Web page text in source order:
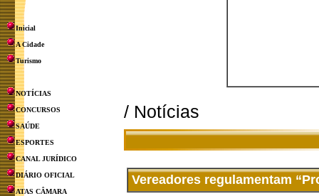
Inicial
A Cidade
Turismo
NOTÍCIAS
CONCURSOS
SAÚDE
ESPORTES
CANAL JURÍDICO
DIÁRIO OFICIAL
ATAS CÂMARA
/ Notícias
Vereadores regulamentam